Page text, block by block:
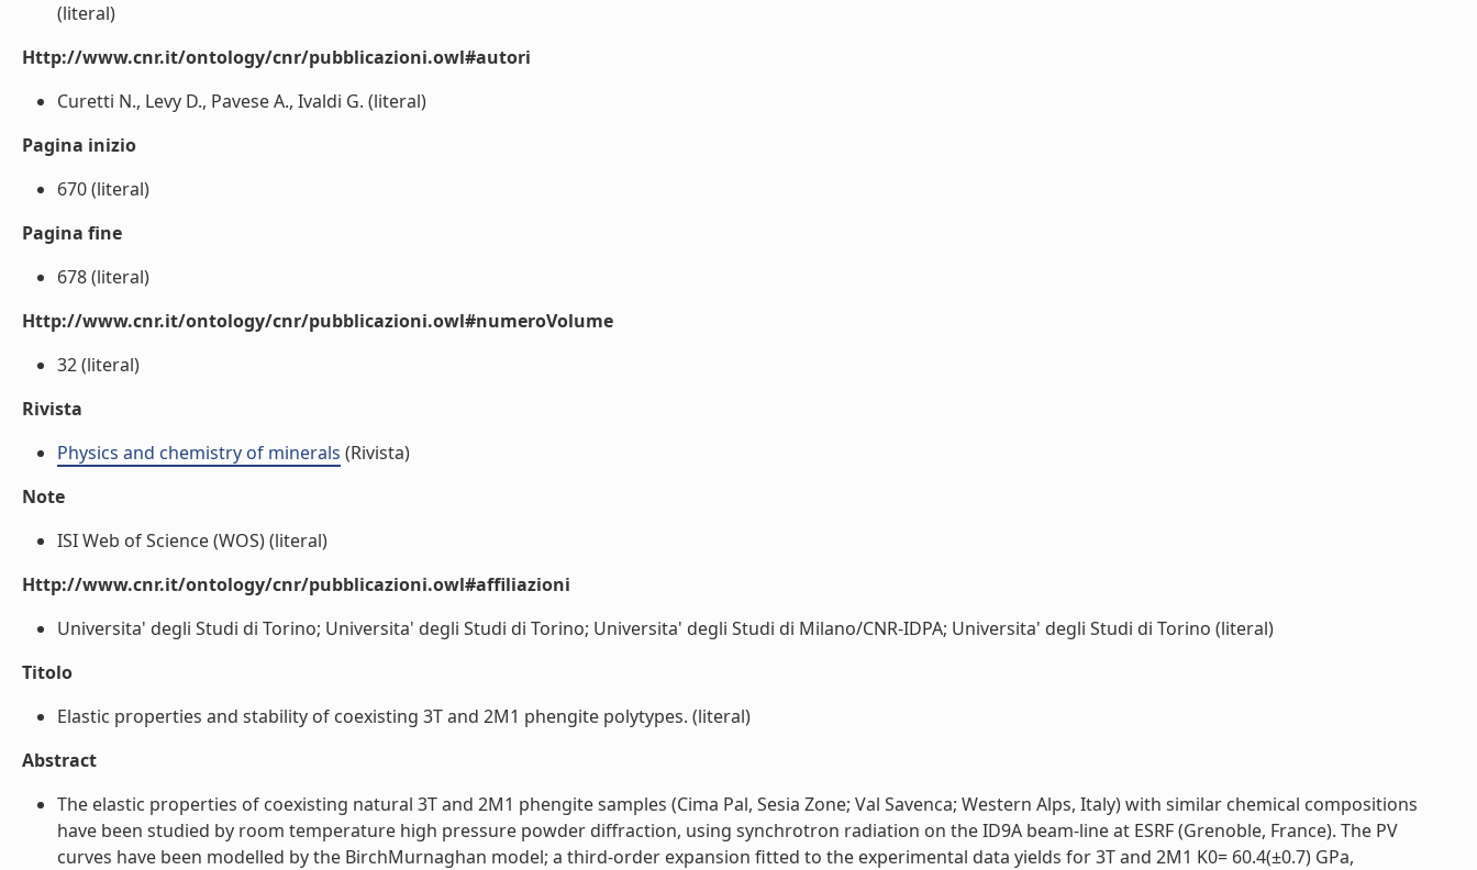
(literal)
Http://www.cnr.it/ontology/cnr/pubblicazioni.owl#autori
Curetti N., Levy D., Pavese A., Ivaldi G. (literal)
Pagina inizio
670 (literal)
Pagina fine
678 (literal)
Http://www.cnr.it/ontology/cnr/pubblicazioni.owl#numeroVolume
32 (literal)
Rivista
Physics and chemistry of minerals (Rivista)
Note
ISI Web of Science (WOS) (literal)
Http://www.cnr.it/ontology/cnr/pubblicazioni.owl#affiliazioni
Universita' degli Studi di Torino; Universita' degli Studi di Torino; Universita' degli Studi di Milano/CNR-IDPA; Universita' degli Studi di Torino (literal)
Titolo
Elastic properties and stability of coexisting 3T and 2M1 phengite polytypes. (literal)
Abstract
The elastic properties of coexisting natural 3T and 2M1 phengite samples (Cima Pal, Sesia Zone; Val Savenca; Western Alps, Italy) with similar chemical compositions
have been studied by room temperature high pressure powder diffraction, using synchrotron radiation on the ID9A beam-line at ESRF (Grenoble, France). The PV
curves have been modelled by the BirchMurnaghan model; a third-order expansion fitted to the experimental data yields for 3T and 2M1 K0= 60.4(±0.7) GPa,